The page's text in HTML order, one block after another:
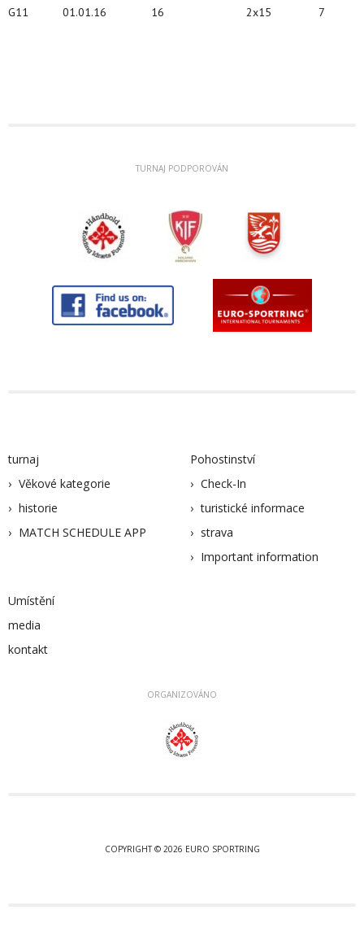
G11 01.01.16 16 2x15 7
TURNAJ PODPOROVÁN
turnaj
Věkové kategorie
historie
MATCH SCHEDULE APP
Pohostinství
Check-In
turistické informace
strava
Important information
Umístění
media
kontakt
ORGANIZOVÁNO
COPYRIGHT © 2026 EURO SPORTRING